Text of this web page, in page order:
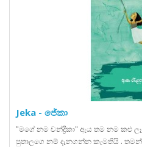
Jeka - ජේකා
"මගේ නම චන්ද්‍රිකා" ඇය තම නම කළු
පුතාලගෙ නම් දැනගන්න කැමතියි . තමන්